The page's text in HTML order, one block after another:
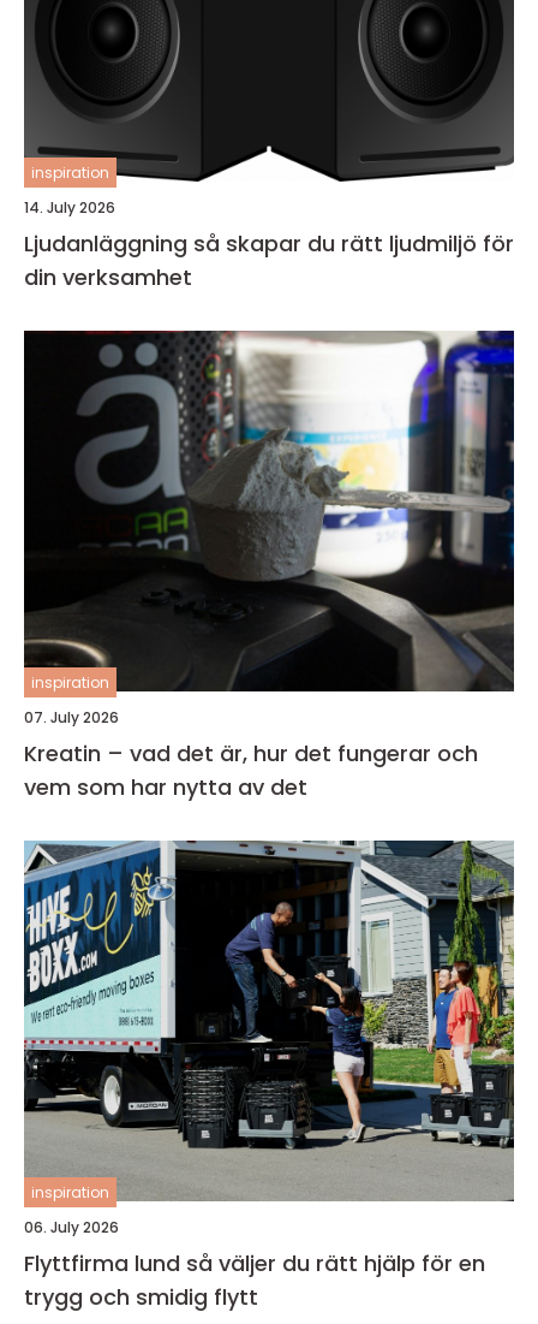
inspiration
14. July 2026
Ljudanläggning så skapar du rätt ljudmiljö för
din verksamhet
inspiration
07. July 2026
Kreatin – vad det är, hur det fungerar och
vem som har nytta av det
inspiration
06. July 2026
Flyttfirma lund så väljer du rätt hjälp för en
trygg och smidig flytt